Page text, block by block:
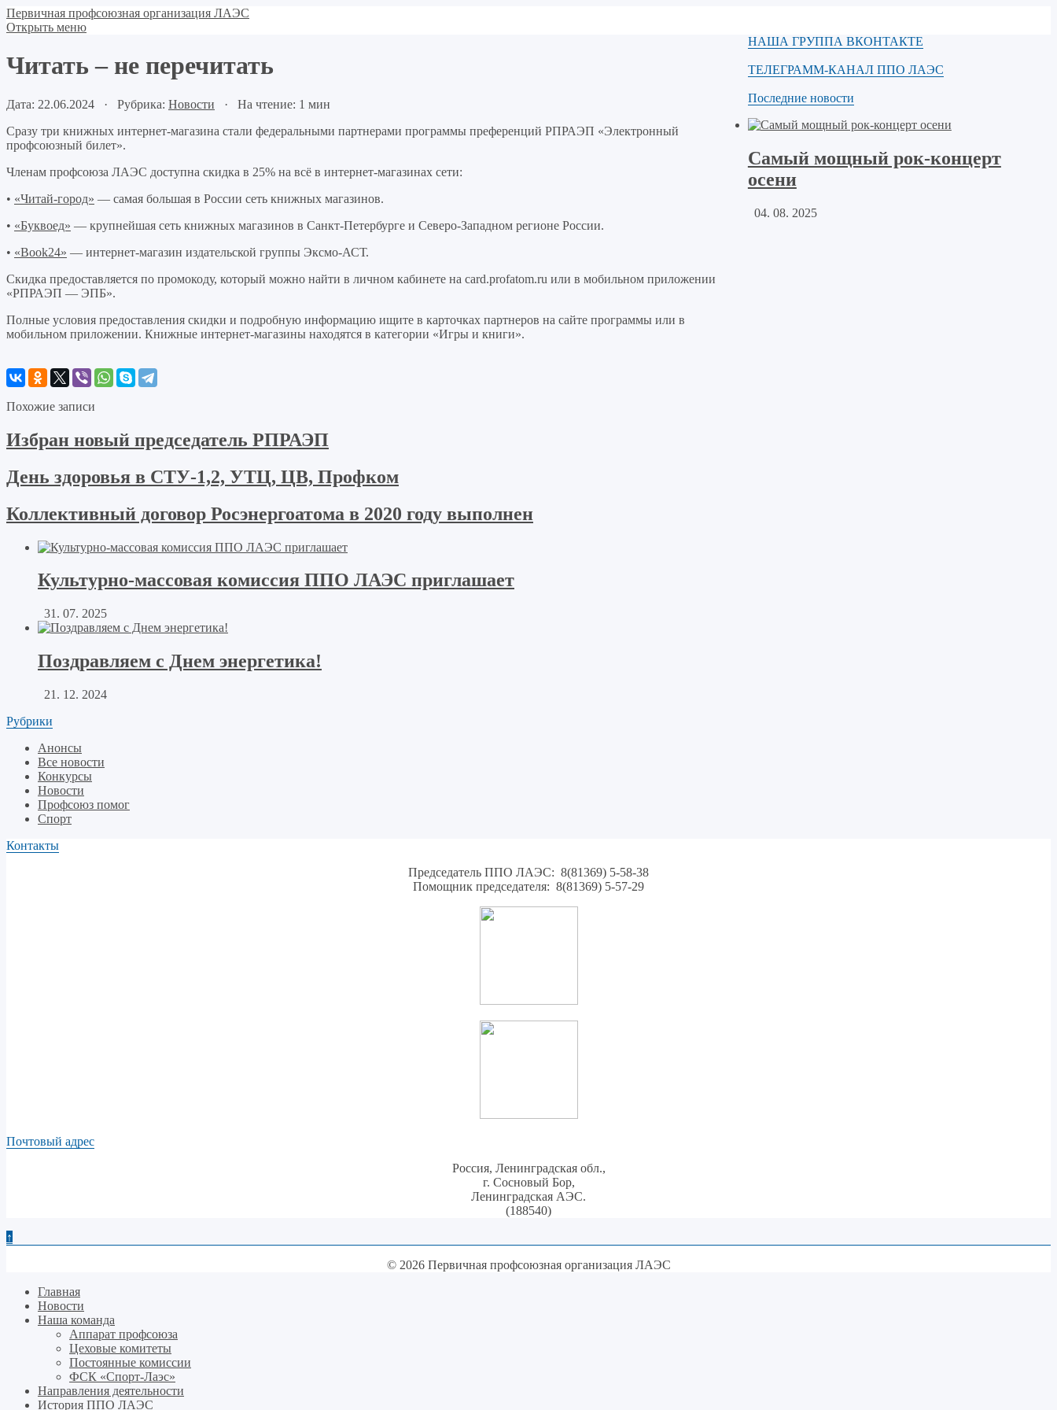
Первичная профсоюзная организация ЛАЭС
Открыть меню
Читать – не перечитать
Дата: 22.06.2024 · Рубрика: Новости · На чтение: 1 мин
Сразу три книжных интернет-магазина стали федеральными партнерами программы преференций РПРАЭП «Электронный
профсоюзный билет».
Членам профсоюза ЛАЭС доступна скидка в 25% на всё в интернет-магазинах сети:
• «Читай-город» — самая большая в России сеть книжных магазинов.
• «Буквоед» — крупнейшая сеть книжных магазинов в Санкт-Петербурге и Северо-Западном регионе России.
• «Book24» — интернет-магазин издательской группы Эксмо-АСТ.
Скидка предоставляется по промокоду, который можно найти в личном кабинете на card.profatom.ru или в мобильном приложении
«РПРАЭП — ЭПБ».
Полные условия предоставления скидки и подробную информацию ищите в карточках партнеров на сайте программы или в
мобильном приложении. Книжные интернет-магазины находятся в категории «Игры и книги».
Похожие записи
Избран новый председатель РПРАЭП
День здоровья в СТУ-1,2, УТЦ, ЦВ, Профком
Коллективный договор Росэнергоатома в 2020 году выполнен
НАША ГРУППА ВКОНТАКТЕ
ТЕЛЕГРАММ-КАНАЛ ППО ЛАЭС
Последние новости
Самый мощный рок-концерт
осени
04. 08. 2025
Культурно-массовая комиссия ППО ЛАЭС приглашает
31. 07. 2025
Поздравляем с Днем энергетика!
21. 12. 2024
Рубрики
Анонсы
Все новости
Конкурсы
Новости
Профсоюз помог
Спорт
Контакты
Председатель ППО ЛАЭС: 8(81369) 5-58-38
Помощник председателя: 8(81369) 5-57-29
Почтовый адрес
Россия, Ленинградская обл.,
г. Сосновый Бор,
Ленинградская АЭС.
(188540)
↑
© 2026 Первичная профсоюзная организация ЛАЭС
Главная
Новости
Наша команда
Аппарат профсоюза
Цеховые комитеты
Постоянные комиссии
ФСК «Спорт-Лаэс»
Направления деятельности
История ППО ЛАЭС